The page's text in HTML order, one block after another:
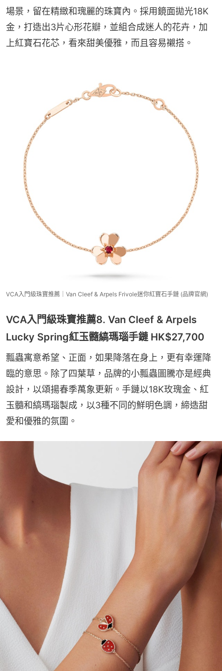
場景，留在精緻和瑰麗的珠寶內。採用鏡面拋光18K
金，打造出3片心形花瓣，並組合成迷人的花卉，加
上紅寶石花芯，看來甜美優雅，而且容易襯搭。
VCA入門級珠寶推薦｜Van Cleef & Arpels Frivole迷你紅寶石手鏈 (品牌官網)
VCA入門級珠寶推薦8. Van Cleef & Arpels
Lucky Spring紅玉髓縞瑪瑙手鏈 HK$27,700
瓢蟲寓意希望、正面，如果降落在身上，更有幸運降
臨的意思。除了四葉草，品牌的小瓢蟲圖騰亦是經典
設計，以頌揚春季萬象更新。手鏈以18K玫瑰金、紅
玉髓和縞瑪瑙製成，以3種不同的鮮明色調，締造甜
愛和優雅的氛圍。